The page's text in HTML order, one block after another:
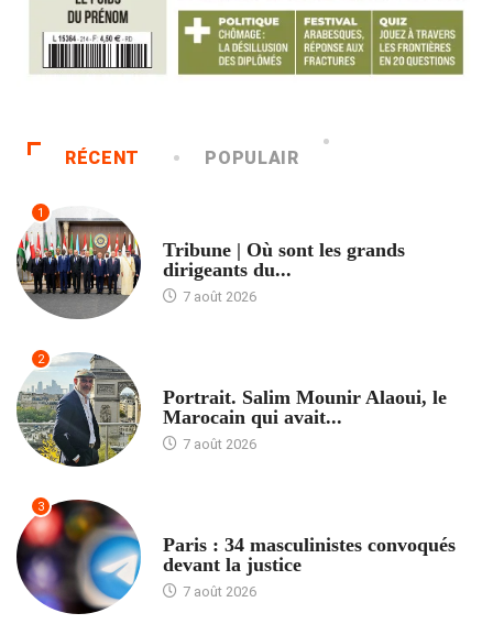
RÉCENT POPULAIR
1
Tribune | Où sont les grands
dirigeants du...
7 août 2026
2
Portrait. Salim Mounir Alaoui, le
Marocain qui avait...
7 août 2026
3
Paris : 34 masculinistes convoqués
devant la justice
7 août 2026